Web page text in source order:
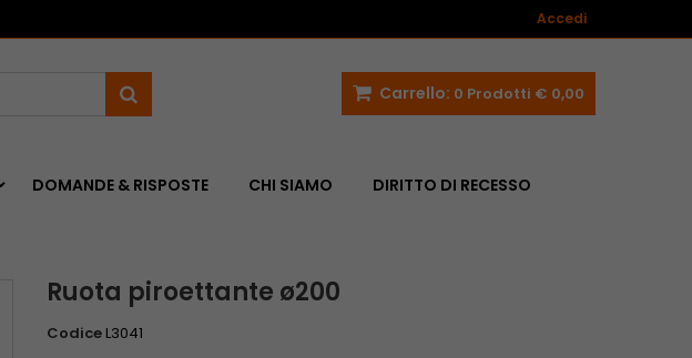
Accedi
Carrello: 0 Prodotti € 0,00
DOMANDE & RISPOSTE CHI SIAMO DIRITTO DI RECESSO
Ruota piroettante ø200
Codice L3041